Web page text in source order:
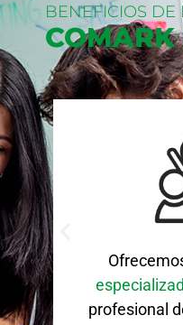
BENEFICIOS DE
COMARK
profesional